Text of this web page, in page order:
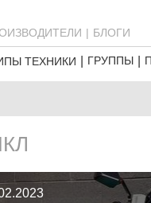
БЛОГИ
ТЕХНИКИ ГРУППЫ